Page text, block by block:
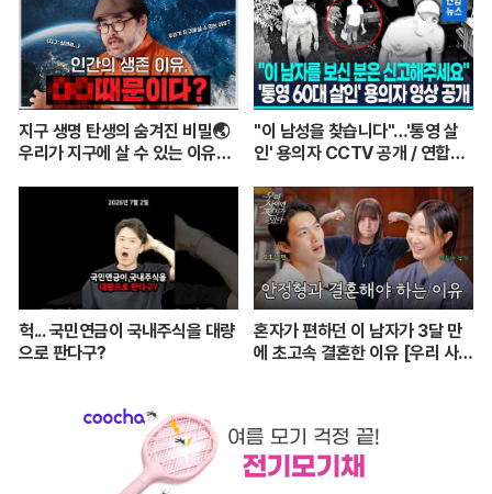
지구 생명 탄생의 숨겨진 비밀🌏
우리가 지구에 살 수 있는 이유는
려주는 쉬운 과학 이야기💡
"이 남성을 찾습니다"…'통영 살
인' 용의자 CCTV 공개 / 연합뉴
헉... 국민연금이 국내주식을 대량
으로 판다구?
혼자가 편하던 이 남자가 3달 만
에 초고속 결혼한 이유 [우리 사이